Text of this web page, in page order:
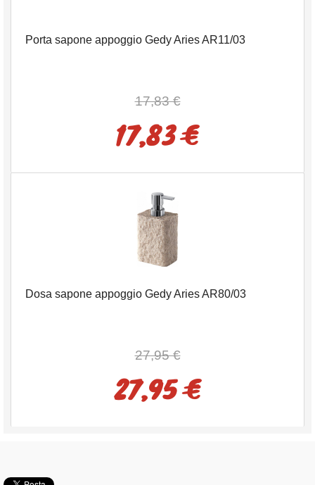
Porta sapone appoggio Gedy Aries AR11/03
17,83 €
17,83 €
Dosa sapone appoggio Gedy Aries AR80/03
27,95 €
27,95 €